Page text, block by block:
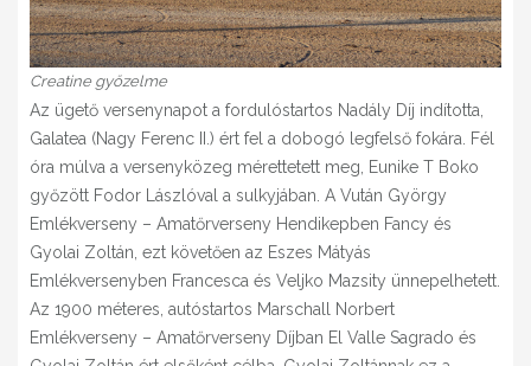
Creatine győzelme
Az ügető versenynapot a fordulóstartos Nadály Díj indította,
Galatea (Nagy Ferenc II.) ért fel a dobogó legfelső fokára. Fél
óra múlva a versenyközeg mérettetett meg, Eunike T Boko
győzött Fodor Lászlóval a sulkyjában. A Vután György
Emlékverseny – Amatőrverseny Hendikepben Fancy és
Gyolai Zoltán, ezt követően az Eszes Mátyás
Emlékversenyben Francesca és Veljko Mazsity ünnepelhetett.
Az 1900 méteres, autóstartos Marschall Norbert
Emlékverseny – Amatőrverseny Díjban El Valle Sagrado és